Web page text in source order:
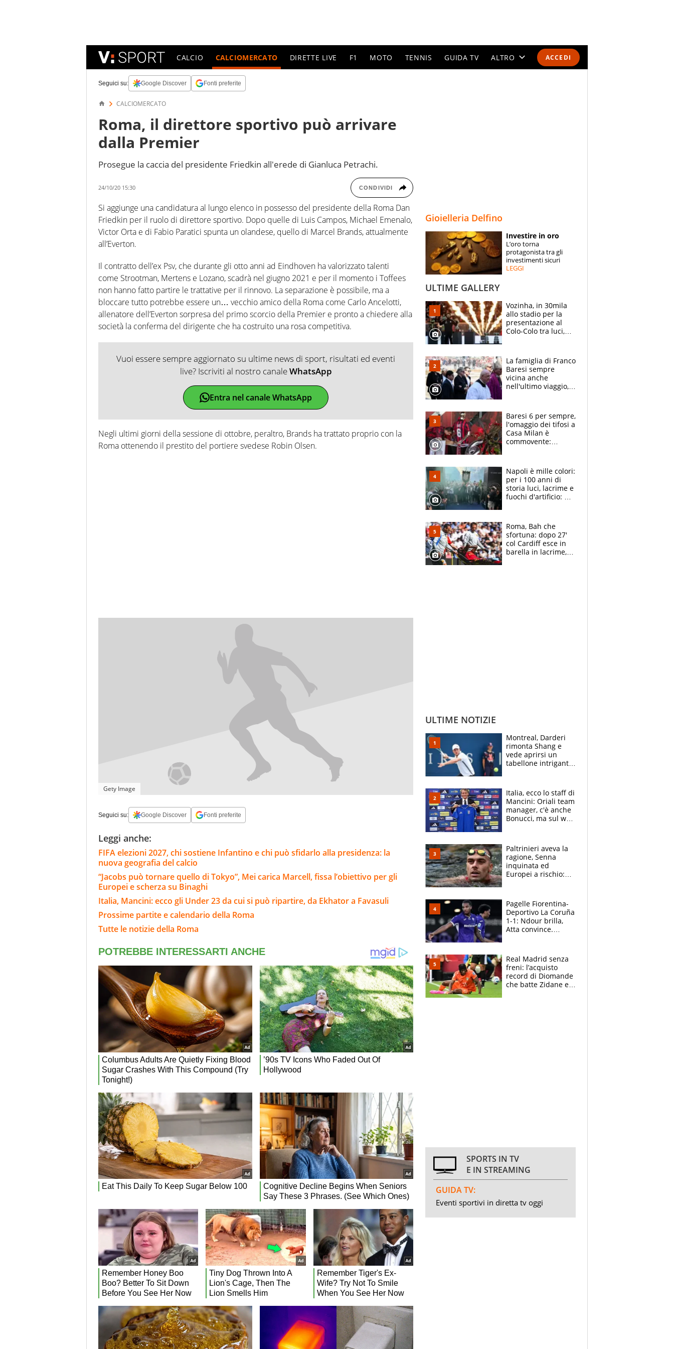
ACCEDI
CALCIO CALCIOMERCATO DIRETTE LIVE F1 MOTO TENNIS GUIDA TV ALTRO
SPECIALI
ESPERTI
Seguici su: Google Discover Fonti preferite
CALCIOMERCATO
Roma, il direttore sportivo può arrivare
dalla Premier
Prosegue la caccia del presidente Friedkin all'erede di Gianluca Petrachi.
24/10/20 15:30 CONDIVIDI
Si aggiunge una candidatura al lungo elenco in possesso del presidente della Roma Dan
Friedkin per il ruolo di direttore sportivo. Dopo quelle di Luis Campos, Michael Emenalo,
Victor Orta e di Fabio Paratici spunta un olandese, quello di Marcel Brands, attualmente
all’Everton.
Il contratto dell’ex Psv, che durante gli otto anni ad Eindhoven ha valorizzato talenti
come Strootman, Mertens e Lozano, scadrà nel giugno 2021 e per il momento i Toffees
non hanno fatto partire le trattative per il rinnovo. La separazione è possibile, ma a
bloccare tutto potrebbe essere un… vecchio amico della Roma come Carlo Ancelotti,
allenatore dell’Everton sorpresa del primo scorcio della Premier e pronto a chiedere alla
società la conferma del dirigente che ha costruito una rosa competitiva.
Vuoi essere sempre aggiornato su ultime news di sport, risultati ed eventi
live? Iscriviti al nostro canaleWhatsApp
Entra nel canale WhatsApp
Negli ultimi giorni della sessione di ottobre, peraltro, Brands ha trattato proprio con la
Roma ottenendo il prestito del portiere svedese Robin Olsen.
Gety Image
Seguici su: Google Discover Fonti preferite
Leggi anche:
FIFA elezioni 2027, chi sostiene Infantino e chi può sfidarlo alla presidenza: la
nuova geografia del calcio
“Jacobs può tornare quello di Tokyo”, Mei carica Marcell, fissa l’obiettivo per gli
Europei e scherza su Binaghi
Italia, Mancini: ecco gli Under 23 da cui si può ripartire, da Ekhator a Favasuli
Prossime partite e calendario della Roma
Tutte le notizie della Roma
Gioielleria Delfino
Investire in oro
L’oro torna
protagonista tra gli
investimenti sicuri
LEGGI
ULTIME GALLERY
Vozinha, in 30mila
allo stadio per la
presentazione al
Colo-Colo tra luci,
La famiglia di Franco
Baresi sempre
vicina anche
nell'ultimo viaggio,
circondati
dall'affetto dei tifosi
Baresi 6 per sempre,
l'omaggio dei tifosi a
Casa Milan è
commovente:
bigliettini
Napoli è mille colori:
per i 100 anni di
storia luci, lacrime e
fuochi d'artificio: De
Roma, Bah che
sfortuna: dopo 27'
col Cardiff esce in
barella in lacrime,
ULTIME NOTIZIE
Montreal, Darderi
rimonta Shang e
vede aprirsi un
tabellone intrigante:
felice del mio livello"
Italia, ecco lo staff di
Mancini: Oriali team
manager, c'è anche
Bonucci, ma sul web
Paltrinieri aveva la
ragione, Senna
inquinata ed
Europei a rischio:
adesso
Pagelle Fiorentina-
Deportivo La Coruña
1-1: Ndour brilla,
Atta convince.
Real Madrid senza
freni: l’acquisto
record di Diomande
che batte Zidane e
SPORTS IN TV
E IN STREAMING
GUIDA TV:
Eventi sportivi in diretta tv oggi